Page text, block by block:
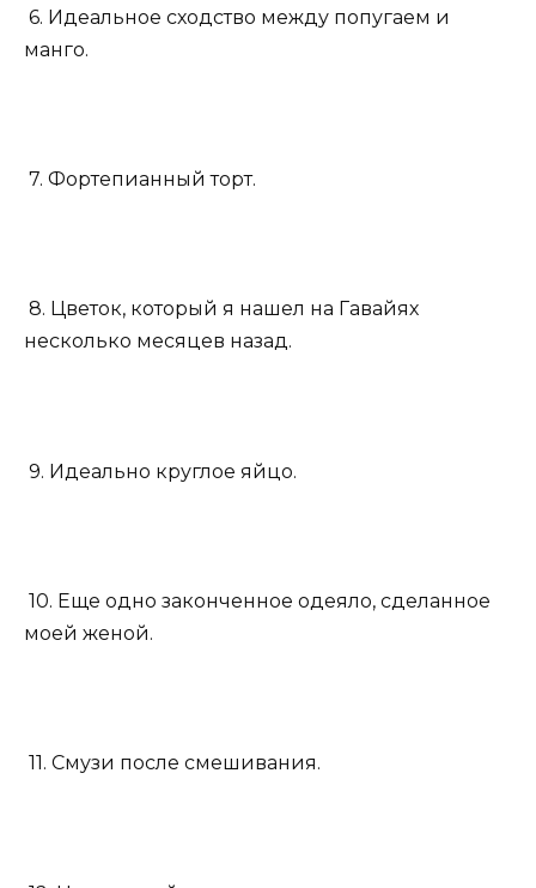
6. Идеальное сходство между попугаем и
манго.
7. Фортепианный торт.
8. Цветок, который я нашел на Гавайях
несколько месяцев назад.
9. Идеально круглое яйцо.
10. Еще одно законченное одеяло, сделанное
моей женой.
11. Смузи после смешивания.